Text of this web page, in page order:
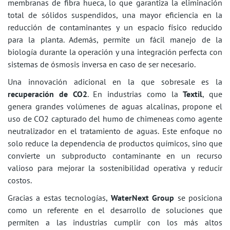
membranas de fibra hueca, lo que garantiza la eliminación
total de sólidos suspendidos, una mayor eficiencia en la
reducción de contaminantes y un espacio físico reducido
para la planta. Además, permite un fácil manejo de la
biología durante la operación y una integración perfecta con
sistemas de ósmosis inversa en caso de ser necesario.
Una innovación adicional en la que sobresale es la
recuperación de CO2. En industrias como laTextil, que
genera grandes volúmenes de aguas alcalinas, propone el
uso de CO2 capturado del humo de chimeneas como agente
neutralizador en el tratamiento de aguas. Este enfoque no
solo reduce la dependencia de productos químicos, sino que
convierte un subproducto contaminante en un recurso
valioso para mejorar la sostenibilidad operativa y reducir
costos.
Gracias a estas tecnologías, WaterNext Group se posiciona
como un referente en el desarrollo de soluciones que
permiten a las industrias cumplir con los más altos